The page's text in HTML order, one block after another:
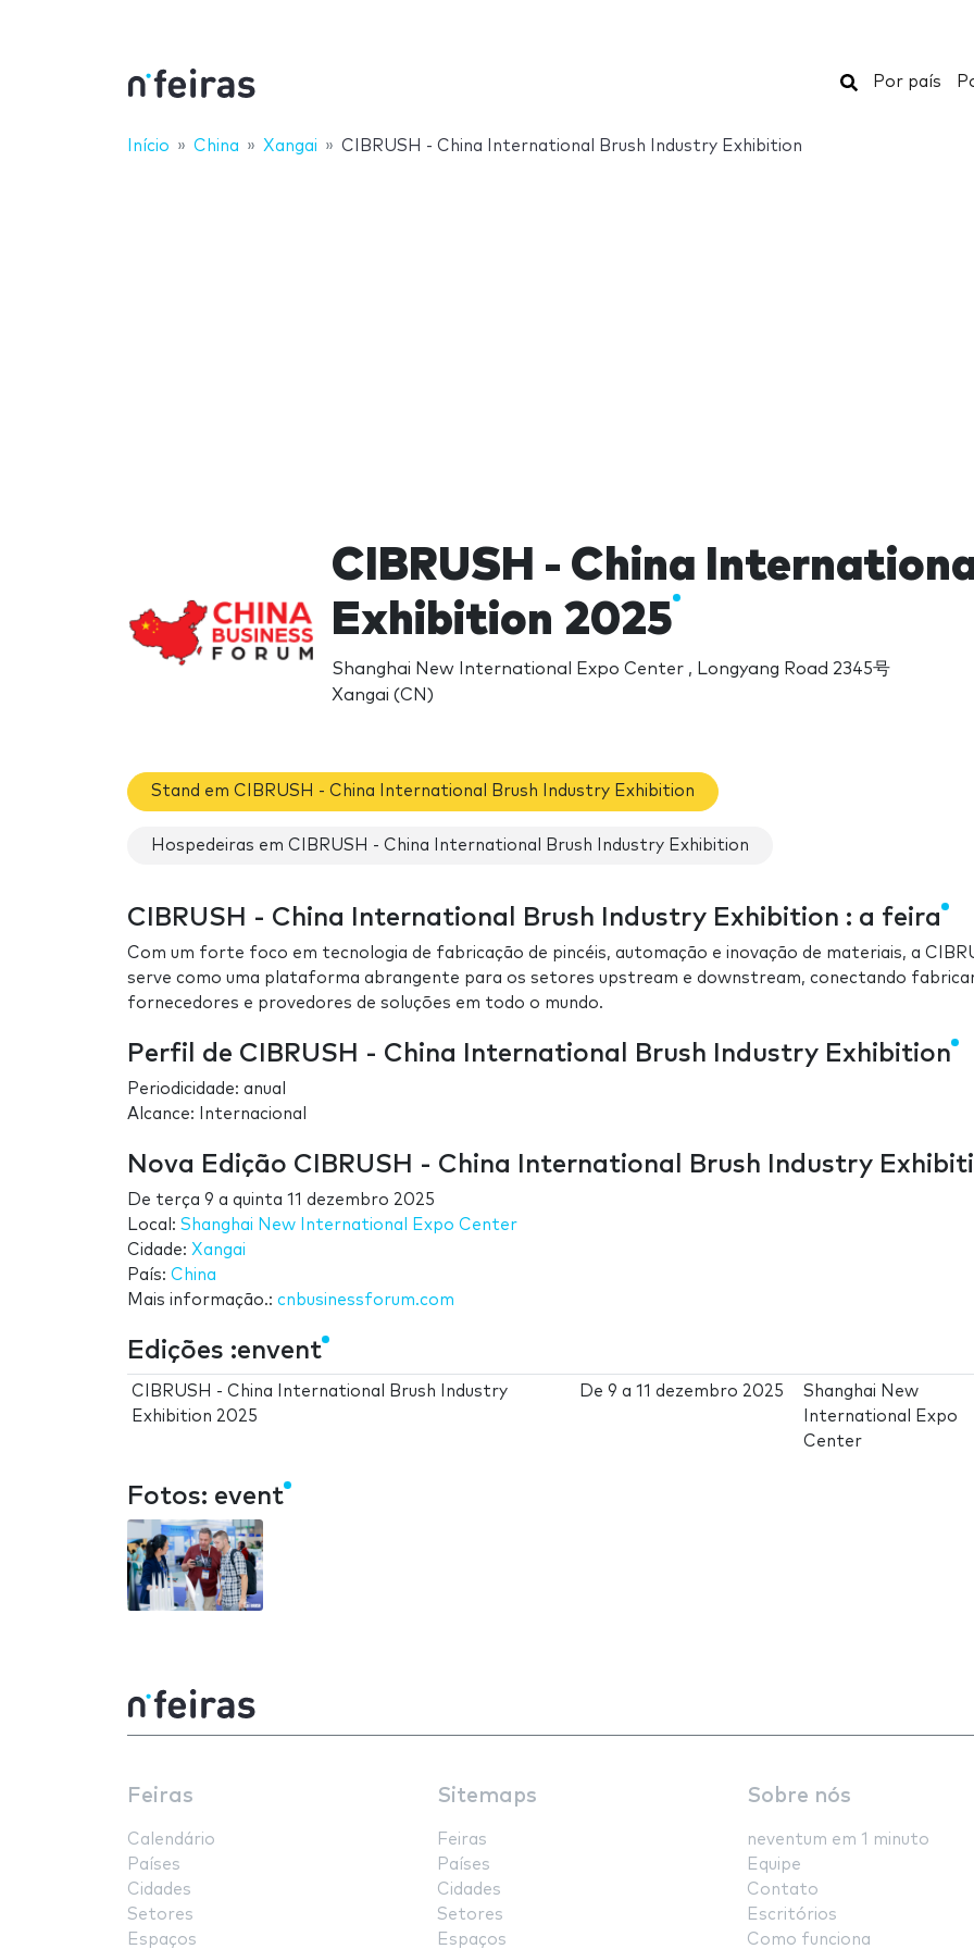
Buscar
Por país
Início China Xangai CIBRUSH - China International Brush Industry Exhibition
CIBRUSH - China
Exhibition 2025
Shanghai New International Expo Center , Longyang Road 2345号
Xangai (CN)
Stand em CIBRUSH - China International Brush Industry Exhibition
Hospedeiras em CIBRUSH - China International Brush Industry Exhibition
CIBRUSH - China International Brush Industry Exhibition : a feira
Com um forte foco em tecnologia de fabricação de pincéis, automação e inovação de materiais, a
serve como uma plataforma abrangente para os setores upstream e downstream, conectando
fornecedores e provedores de soluções em todo o mundo.
Perfil de CIBRUSH - China International Brush Industry Exhibition
Periodicidade: anual
Alcance: Internacional
Nova Edição CIBRUSH - China International Brush Industry
De terça 9 a quinta 11 dezembro 2025
Local: Shanghai New International Expo Center
Cidade: Xangai
País: China
Mais informação.: cnbusinessforum.com
Edições :envent
CIBRUSH - China International Brush Industry
Exhibition 2025
De9 a11 dezembro 2025
Shanghai New
International Expo
Center
Fotos: event
Feiras
Calendário
Países
Cidades
Setores
Espaços
Sitemaps
Feiras
Países
Cidades
Setores
Espaços
Sobre nós
neventum em 1 minuto
Equipe
Contato
Escritórios
Como funciona